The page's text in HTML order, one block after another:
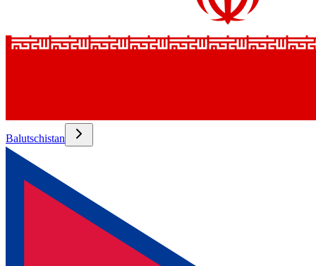
Balutschistan